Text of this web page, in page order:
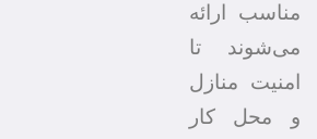
مناسب ارائه
می‌شوند تا
امنیت منازل
و محل کار